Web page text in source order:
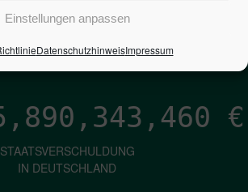
Einstellungen anpassen
DatenschutzhinweisImpressum
PRO SEKUNDE
€
STAATSVERSCHULDUNG
IN DEUTSCHLAND